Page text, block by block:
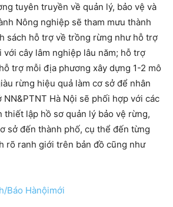
tuyên truyền về quản lý, bảo vệ và
Nông nghiệp sẽ tham mưu thành
sách hỗ trợ về trồng rừng như hỗ trợ
với cây lâm nghiệp lâu năm; hỗ trợ
trợ mỗi địa phương xây dựng 1-2 mô
rừng hiệu quả làm cơ sở để nhân
Hà Nội sẽ phối hợp với các
thiết lập hồ sơ quản lý bảo vệ rừng,
sở đến thành phố, cụ thể đến từng
rõ ranh giới trên bản đồ cũng như
Báo Hànộimới